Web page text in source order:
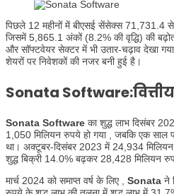
पिछले 12 महीनों में बीएसई सेंसेक्स 71,731.4
जिसमें 5,865.1 अंकों (8.2% की वृद्धि) की
और सॉफ्टवेयर सेक्टर में भी उतार-चढ़ाव देखा
शेयरों पर निवेशकों की नजर बनी हुई है।
Sonata
Sonata Software का शुद्ध लाभ दिसंबर
1,050 मिलियन रुपये हो गया , जबकि एक साल
था। अक्टूबर-दिसंबर 2023 में 24,934
शुद्ध बिक्री 14.0% बढ़कर 28,428 मिलियन
मार्च 2024 को समाप्त वर्ष के लिए , Sonata ने